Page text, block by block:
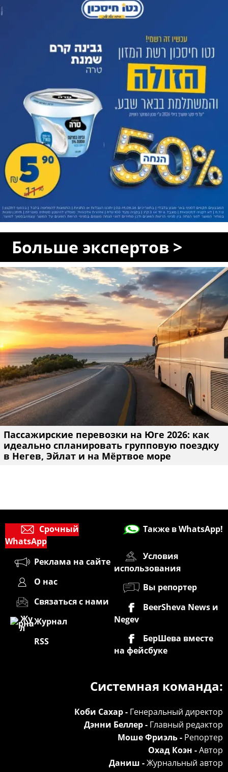
Больше экспертов >
Пассажирские перевозки на Юге 2026: как
идеально спланировать групповую поездку
в Негев, Эйлат и на Мёртвое море
Также в WhatsApp!
Условия
использования
Вы репортер
BeerSheva News и
Negev
БерШева вместе
на фейсбуке
Срочный
WhatsApp
Реклама на сайте
О нас
Связаться с нами
Журнал
RSS
Системная команда:
Коби Сахар - Генеральный директор
Дэнни Беллер - Главный редактор
Моше Фриэль - Репортер
Охад Коэн - Автор
Даниш - Журнальный автор